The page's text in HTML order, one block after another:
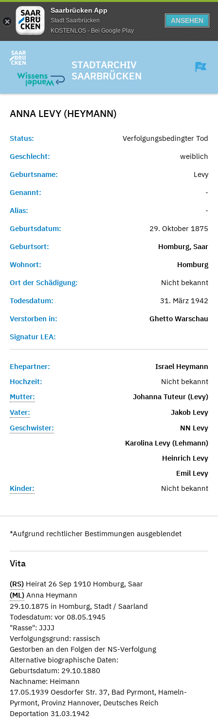
Saarbrücken App
Stadt Saarbrücken
KOSTENLOS - Bei Google Play
ANSEHEN
STADTARCHIV
SAARBRÜCKEN
ANNA LEVY (HEYMANN)
Status:
Verfolgungsbedingter Tod
Geschlecht:
weiblich
Geburtsname:
Levy
Genannt:
-
Alias:
-
Geburtsdatum:
29. Oktober 1875
Geburtsort:
Homburg, Saar
Wohnort:
Homburg
Ort der Schädigung:
Nicht bekannt
Todesdatum:
31. März 1942
Verstorben in:
Ghetto Warschau
Signatur LEA:
Ehepartner:
Israel Heymann
Hochzeit:
Nicht bekannt
Mutter:
Johanna Tuteur (Levy)
Vater:
Jakob Levy
Geschwister:
NN Levy
Karolina Levy (Lehmann)
Heinrich Levy
Emil Levy
Kinder:
Nicht bekannt
*Aufgrund rechtlicher Bestimmungen ausgeblendet
Vita
(RS) Heirat 26 Sep 1910 Homburg, Saar
(ML) Anna Heymann
29.10.1875 in Homburg, Stadt / Saarland
Todesdatum: vor 08.05.1945
"Rasse": JJJJ
Verfolgungsgrund: rassisch
Gestorben an den Folgen der NS-Verfolgung
Alternative biographische Daten:
Geburtsdatum: 29.10.1880
Nachname: Heimann
17.05.1939 Oesdorfer Str. 37, Bad Pyrmont, Hameln-
Pyrmont, Provinz Hannover, Deutsches Reich
Deportation 31.03.1942